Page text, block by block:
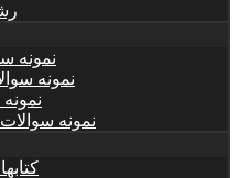
نمونه
نمونه
نمونه